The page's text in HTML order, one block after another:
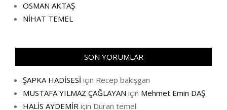
OSMAN AKTAŞ
NİHAT TEMEL
SON YORUMLAR
ŞAPKA HADİSESİ için Recep bakişgan
MUSTAFA YILMAZ ÇAĞLAYAN için Mehmet Emin DAŞ
HALİS AYDEMİR için Duran temel